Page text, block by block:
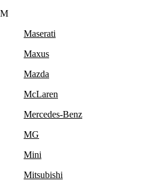
M
Maserati
Maxus
Mazda
McLaren
Mercedes-Benz
MG
Mini
Mitsubishi